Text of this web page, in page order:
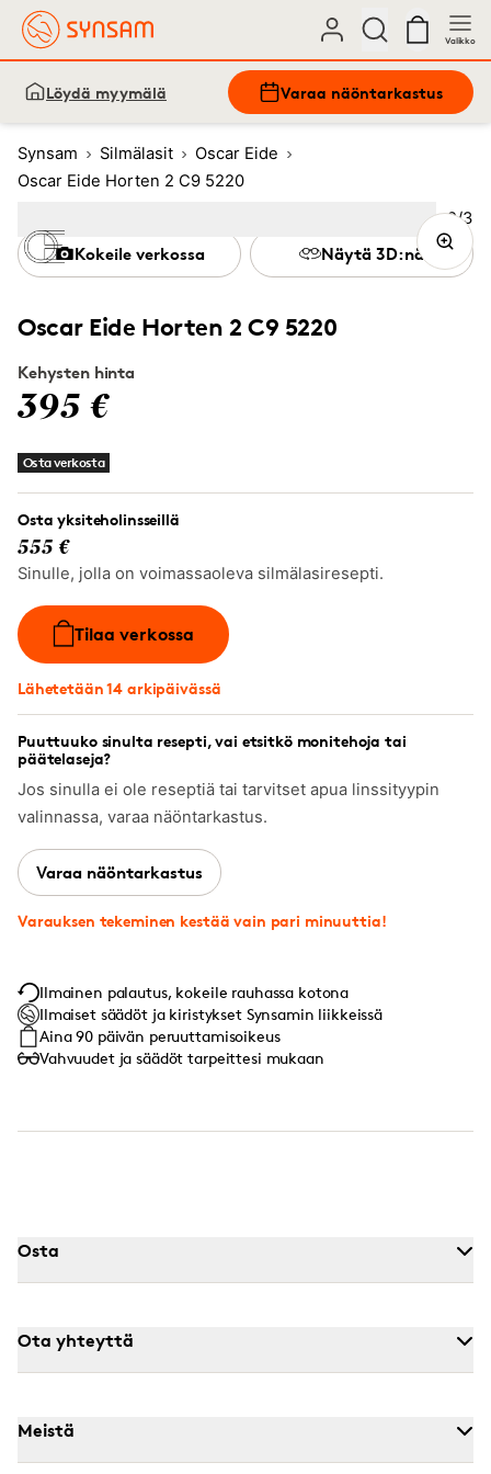
Valikko
Löydä myymälä Varaa näöntarkastus
Synsam Silmälasit
Oscar Eide
Oscar Eide Horten 2 C9 5220
Oscar Eide Horten 2 C9 5220
Kehysten hinta
395 €
Osta verkosta
Osta yksiteholinsseillä
555 €
Sinulle, jolla on voimassaoleva silmälasiresepti.
Tilaa verkossa
Lähetetään 14 arkipäivässä
Puuttuuko sinulta resepti, vai etsitkö monitehoja tai
päätelaseja?
Jos sinulla ei ole reseptiä tai tarvitset apua linssityypin
valinnassa, varaa näöntarkastus.
Varaa näöntarkastus
Varauksen tekeminen kestää vain pari minuuttia!
Kokeile verkossa Näytä 3D:nä
Ilmainen palautus, kokeile rauhassa kotona
Ilmaiset säädöt ja kiristykset Synsamin liikkeissä
Aina 90 päivän peruuttamisoikeus
Vahvuudet ja säädöt tarpeittesi mukaan
Kuva
2/3
3
Osta
Ota yhteyttä
Meistä